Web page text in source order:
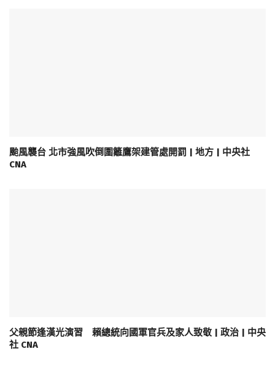
颱風襲台 北市強風吹倒圍籬鷹架建管處開罰 | 地方 | 中央社
CNA
父親節逢漢光演習 賴總統向國軍官兵及家人致敬 | 政治 | 中央
社 CNA